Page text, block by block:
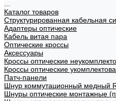
Каталог товаров
Структурированная кабельная
Адаптеры оптические
Кабель витая пара
Оптические кроссы
Аксессуары
Кроссы оптические
Кроссы оптические
Патч-панели
Шнур коммутационный медный
Шнуры оптические монтажные